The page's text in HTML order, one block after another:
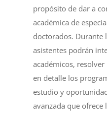
propósito de dar a
académica de
doctorados. Durante
asistentes podrán
académicos,
en detalle los
estudio y
avanzada que ofrece